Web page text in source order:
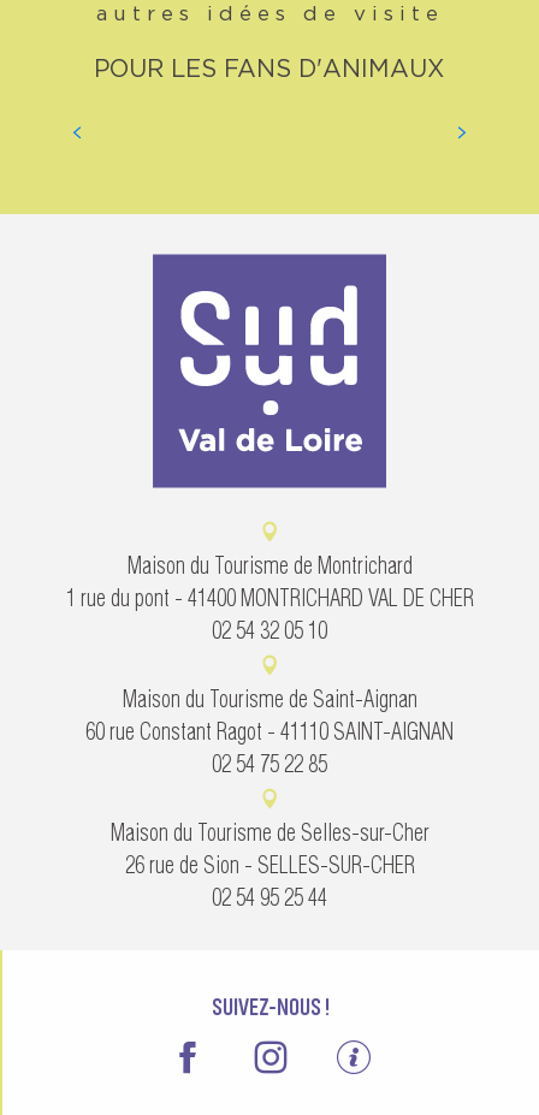
autres idées de visite
POUR LES FANS D'ANIMAUX
Maison du Tourisme de Montrichard
1 rue du pont - 41400 MONTRICHARD VAL DE CHER
02 54 32 05 10
Maison du Tourisme de Saint-Aignan
60 rue Constant Ragot - 41110 SAINT-AIGNAN
02 54 75 22 85
Maison du Tourisme de Selles-sur-Cher
26 rue de Sion - SELLES-SUR-CHER
02 54 95 25 44
SUIVEZ-NOUS !